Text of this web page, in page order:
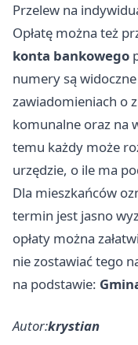
Przelew na
Opłatę można też
konta bankowego
numery są
zawiadomieniach o
komunalne oraz na
temu każdy może
urzędzie, o ile ma
Dla mieszkańców
termin jest jasno
opłaty można
nie zostawiać tego
na podstawie:
Autor:krystian